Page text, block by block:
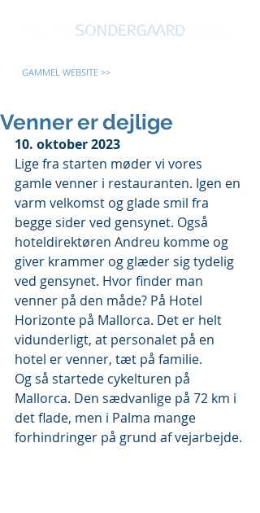
GAMMEL WEBSITE >>
Venner er dejlige
10. oktober 2023
Lige fra starten møder vi vores
gamle venner i restauranten. Igen en
varm velkomst og glade smil fra
begge sider ved gensynet. Også
hoteldirektøren Andreu komme og
giver krammer og glæder sig tydelig
ved gensynet. Hvor finder man
venner på den måde? På Hotel
Horizonte på Mallorca. Det er helt
vidunderligt, at personalet på en
hotel er venner, tæt på familie.
Og så startede cykelturen på
Mallorca. Den sædvanlige på 72 km i
det flade, men i Palma mange
forhindringer på grund af vejarbejde.